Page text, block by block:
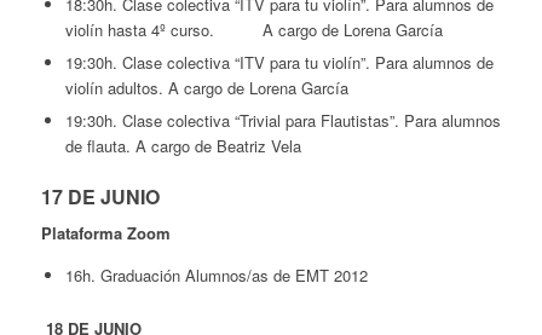
violín hasta 4º curso. A cargo de Lorena García
19:30h. Clase colectiva “ITV para tu violín”. Para alumnos de
violín adultos. A cargo de Lorena García
19:30h. Clase colectiva “Trivial para Flautistas”. Para alumnos
de flauta. A cargo de Beatriz Vela
17 DE JUNIO
Plataforma Zoom
16h. Graduación Alumnos/as de EMT 2012
18 DE JUNIO